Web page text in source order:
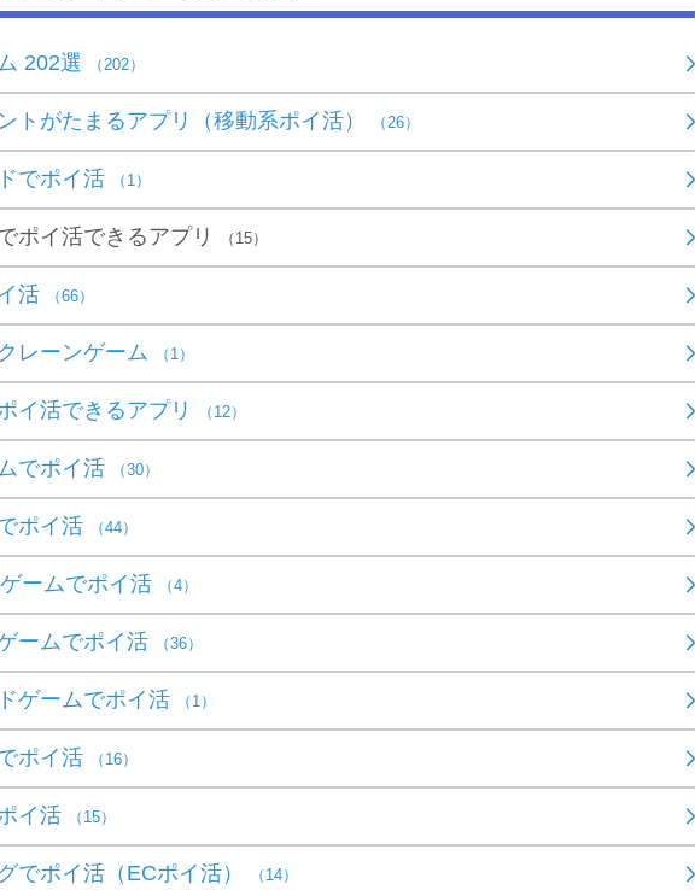
202選 （202）
トがたまるアプリ（移動系ポイ活） （26）
でポイ活 （1）
ポイ活できるアプリ （15）
活 （66）
レーンゲーム （1）
イ活できるアプリ （12）
でポイ活 （30）
ポイ活 （44）
ームでポイ活 （4）
ームでポイ活 （36）
ゲームでポイ活 （1）
ポイ活 （16）
イ活 （15）
でポイ活（ECポイ活） （14）